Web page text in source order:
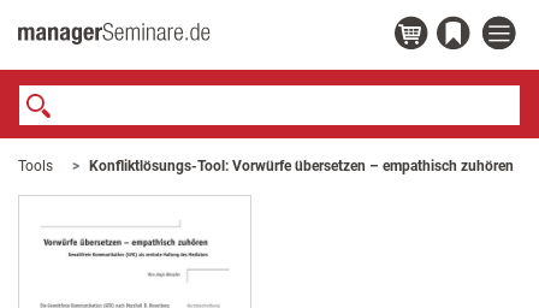
Tools Konfliktlösungs-Tool: Vorwürfe übersetzen – empathisch zuhören